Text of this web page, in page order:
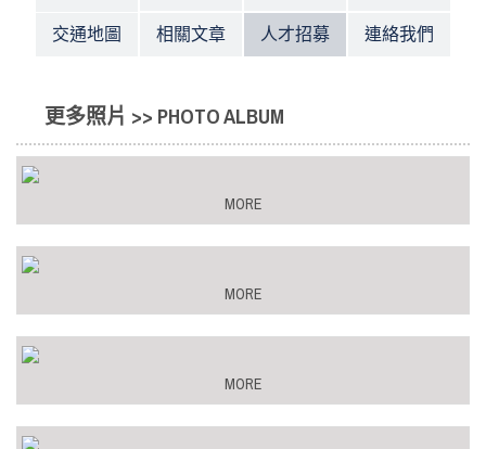
交通地圖
相關文章 人才招募 連絡我們
更多照片 >> PHOTO ALBUM
MORE
MORE
MORE